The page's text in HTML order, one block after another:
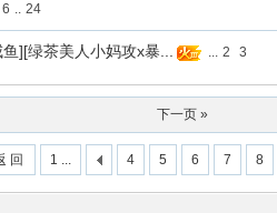
6 .. 24
][绿茶美人小妈攻x暴... ... 2 3
下一页 »
1 ... 4 5 6 7 8
回